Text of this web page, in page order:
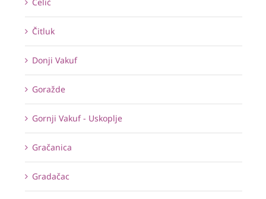
Čelić
Čitluk
Donji Vakuf
Goražde
Gornji Vakuf - Uskoplje
Gračanica
Gradačac